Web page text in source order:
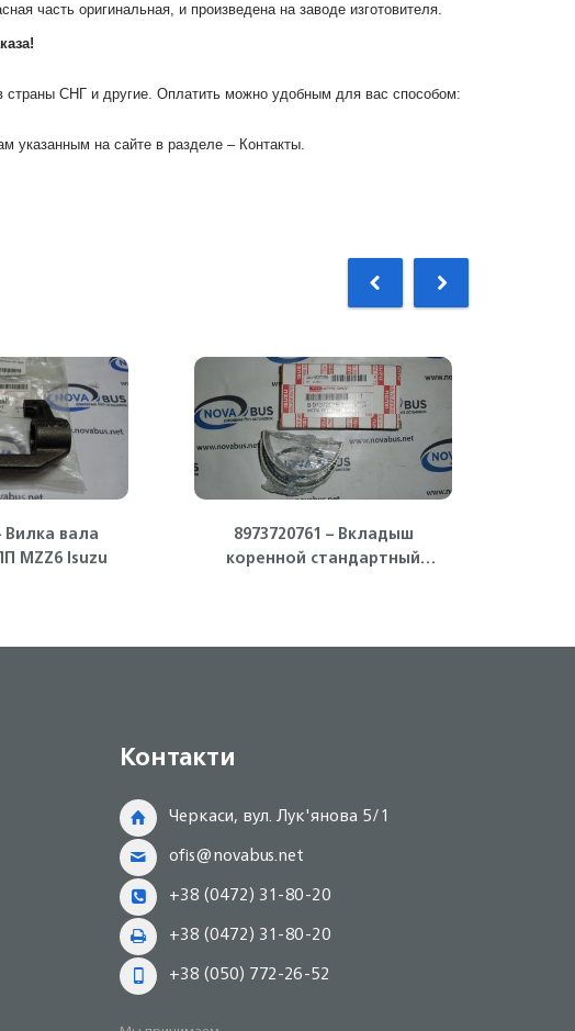
часть оригинальная, и произведена на заводе изготовителя.
страны СНГ и другие. Оплатить можно удобным для вас способом:
указанным на сайте в разделе – Контакты.
Вилка вала
MZZ6 Isuzu
8973720761 – Вкладыш
коренной стандартный
Контакти
Черкаси, вул. Лук'янова 5/1
ofis@novabus.net
+38 (0472) 31-80-20
+38 (0472) 31-80-20
+38 (050) 772-26-52